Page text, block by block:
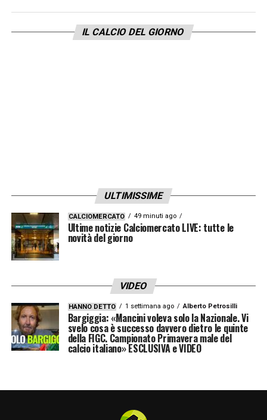
centro del progetto, con l’obiettivo di
proseguire una stagione ambiziosa e
IL CALCIO DEL GIORNO
ULTIMISSIME
CALCIOMERCATO 49 minuti ago
Ultime notizie Calciomercato LIVE: tutte le
novità del giorno
VIDEO
HANNO DETTO 1 settimana ago Alberto Petrosilli
Bargiggia: «Mancini voleva solo la Nazionale. Vi
svelo cosa è successo davvero dietro le quinte
della FIGC. Campionato Primavera male del
calcio italiano» ESCLUSIVA e VIDEO